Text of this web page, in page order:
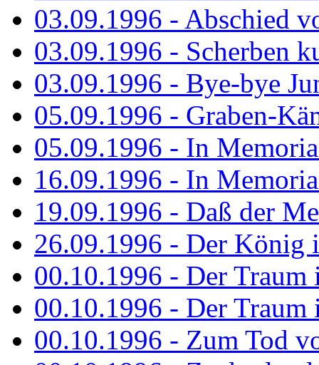
03.09.1996 - Abschied
03.09.1996 - Scherben
03.09.1996 - Bye-bye
05.09.1996 - Graben-
05.09.1996 - In
16.09.1996 - In
19.09.1996 - Daß der
26.09.1996 - Der König
00.10.1996 - Der Traum
00.10.1996 - Der Traum
00.10.1996 - Zum Tod